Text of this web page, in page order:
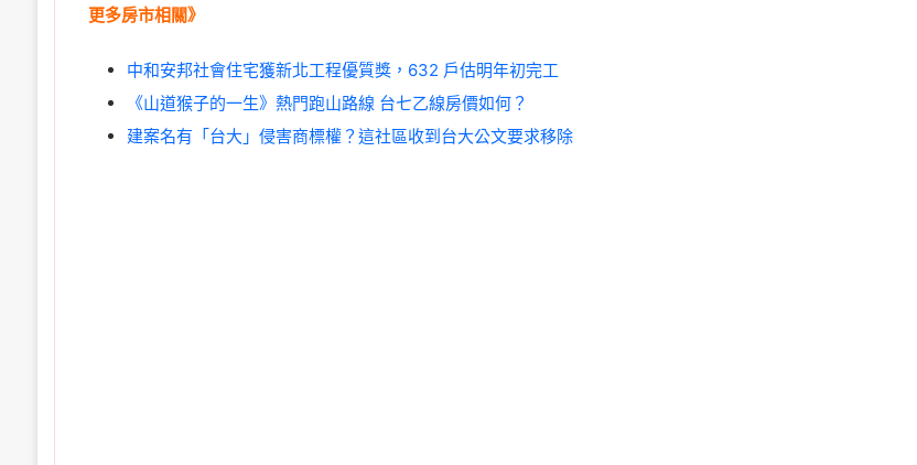
更多房市相關》
中和安邦社會住宅獲新北工程優質獎，632 戶估明年初完工
《山道猴子的一生》熱門跑山路線 台七乙線房價如何？
建案名有「台大」侵害商標權？這社區收到台大公文要求移除